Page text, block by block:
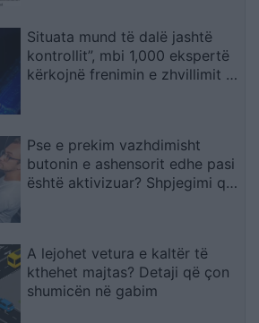
Situata mund të dalë jashtë
kontrollit”, mbi 1,000 ekspertë
kërkojnë frenimin e zhvillimit të
Pse e prekim vazhdimisht
butonin e ashensorit edhe pasi
është aktivizuar? Shpjegimi që
A lejohet vetura e kaltër të
kthehet majtas? Detaji që çon
shumicën në gabim